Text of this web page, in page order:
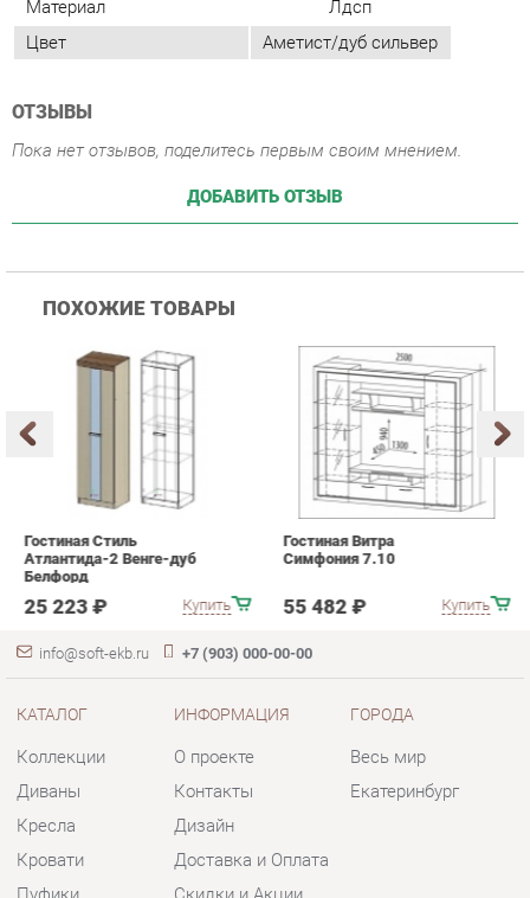
ДОБАВИТЬ ОТЗЫВ
Купить
Гостиная Стиль
Атлантида-2 Венге-дуб
25 223 ₽ Купить
Гостиная Витра
Симфония 7.10
55 482 ₽
Коллекции
Диваны
Обувницы
Комплектующие
О проекте
Контакты
Гарантия
Помощь
Екатеринбург
КОНТАКТЫ